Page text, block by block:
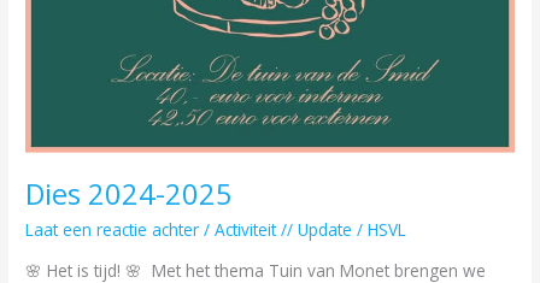
Dies 2024-2025
Laat een reactie achter /Activiteit // Update /HSVL
🌸 Het is tijd! 🌸 Met het thema Tuin van Monet brengen we